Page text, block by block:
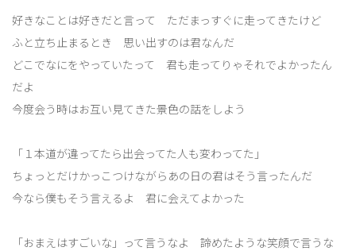
好きなことは好きだと言って ただまっすぐに走ってきたけど
ふと立ち止まるとき 思い出すのは君なんだ
どこでなにをやっていたって 君も走ってりゃそれでよかったん
だよ
今度会う時はお互い見てきた景色の話をしよう
「１本道が違ってたら出会ってた人も変わってた」
ちょっとだけかっこつけながらあの日の君はそう言ったんだ
今なら僕もそう言えるよ 君に会えてよかった
「おまえはすごいな」って言うなよ 諦めたような笑顔で言うな